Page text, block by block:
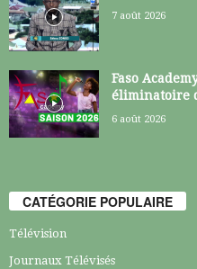
7 août 2026
Faso
éliminatoire
6 août 2026
CATÉGORIE POPULAIRE
Télévision
Journaux Télévisés